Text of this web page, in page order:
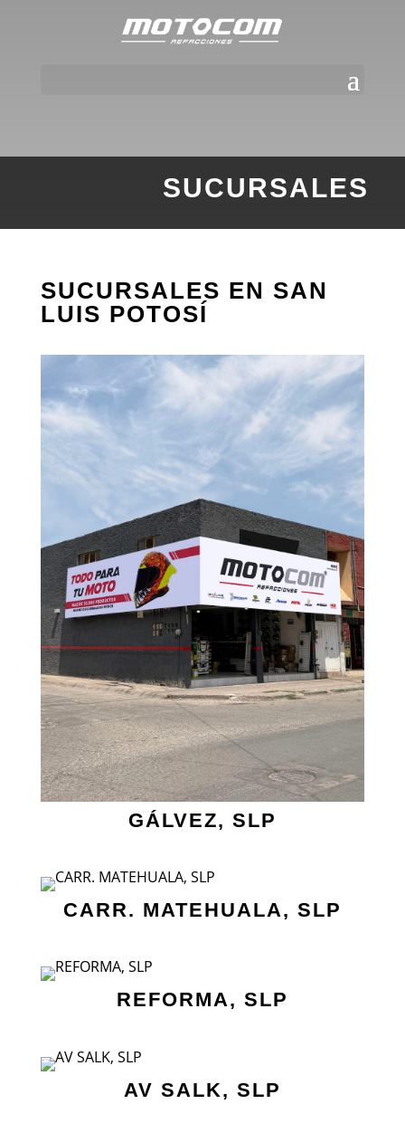
SUCURSALES
SUCURSALES EN SAN
LUIS POTOSÍ
GÁLVEZ, SLP
CARR. MATEHUALA, SLP
REFORMA, SLP
AV SALK, SLP